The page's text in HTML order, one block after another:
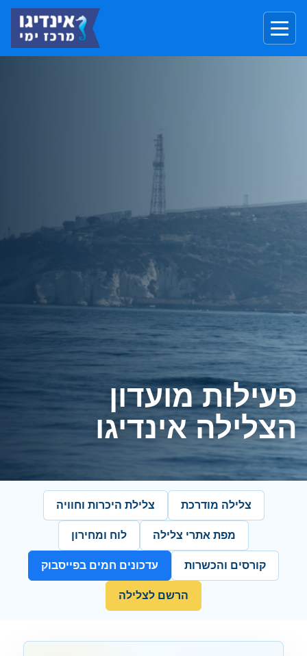
פעילות מועדון
הצלילה אינדיגו
צלילה מודרכת צלילת היכרות וחוויה
מפת אתרי צלילה לוח ומחירון
קורסים והכשרות עדכונים חמים בפייסבוק
הרשם לצלילה